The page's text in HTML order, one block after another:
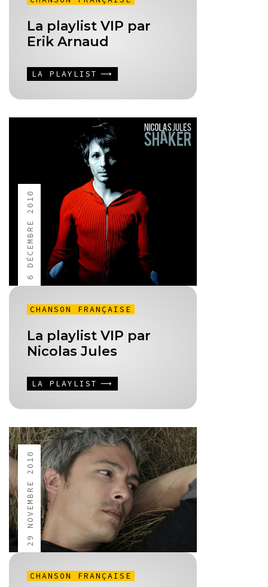
La playlist VIP par
Erik Arnaud
LA PLAYLIST
6 DÉCEMBRE 2010
CHANSON FRANÇAISE
La playlist VIP par
Nicolas Jules
LA PLAYLIST
29 NOVEMBRE 2010
CHANSON FRANÇAISE